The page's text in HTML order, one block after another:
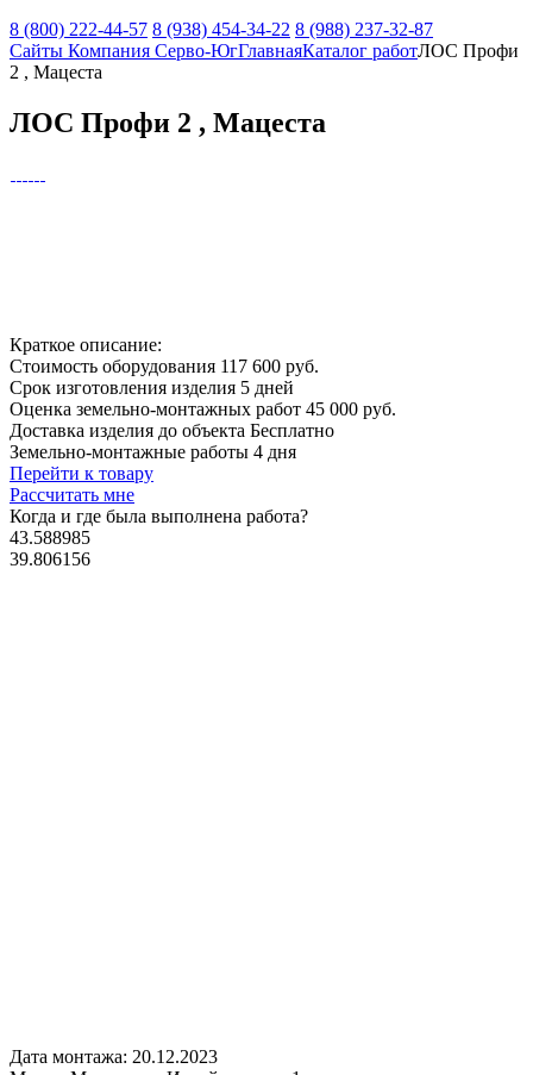
8 (800) 222-44-57 8 (938) 454-34-22 8 (988) 237-32-87
Сайты Компания Серво-ЮгГлавнаяКаталог работЛОС Профи
2 , Мацеста
ЛОС Профи 2 , Мацеста
Краткое описание:
Стоимость оборудования 117 600 руб.
Срок изготовления изделия 5 дней
Оценка земельно-монтажных работ 45 000 руб.
Доставка изделия до объекта Бесплатно
Земельно-монтажные работы 4 дня
Перейти к товару
Рассчитать мне
Когда и где была выполнена работа?
43.588985
39.806156
Дата монтажа: 20.12.2023